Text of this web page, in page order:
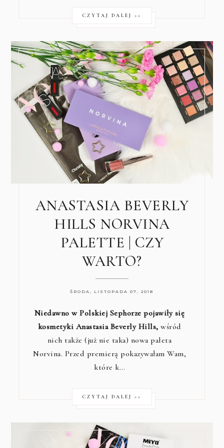
CZYTAJ DALEJ >>
ANASTASIA BEVERLY
HILLS NORVINA
PALETTE | CZY
WARTO?
ŚRODA, LISTOPADA 07, 2018
Niedawno w Polskiej Sephorze pojawiły się
kosmetyki Anastasia Beverly Hills,wśród
nich także (już nie taka) nowa paleta
Norvina. Przed premierą pokazywałam Wam,
które k…
CZYTAJ DALEJ >>